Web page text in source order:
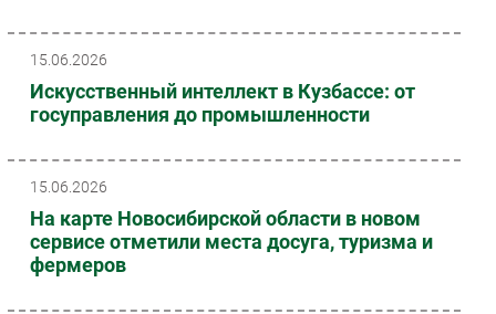
15.06.2026
Искусственный интеллект в Кузбассе: от
госуправления до промышленности
15.06.2026
На карте Новосибирской области в новом
сервисе отметили места досуга, туризма и
фермеров